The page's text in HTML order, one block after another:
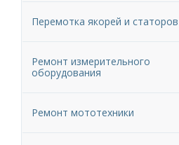
Перемотка якорей и статоров
Ремонт измерительного
оборудования
Ремонт мототехники